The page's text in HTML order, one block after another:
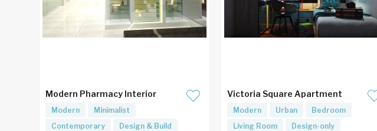
Modern Pharmacy Interior
Modern
Minimalist
Contemporary
Design & Build
Victoria Square Apartment
Modern Urban
Bedroom
Living Room
Design-only